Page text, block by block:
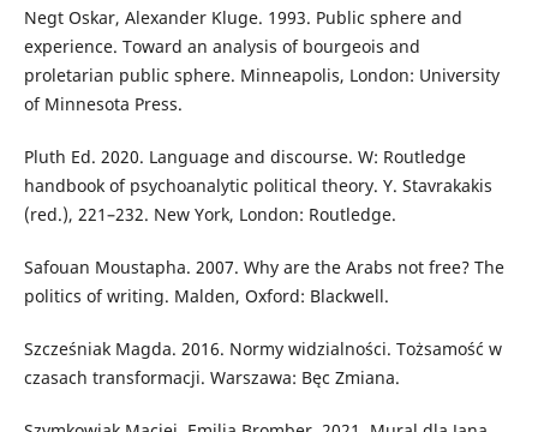
Negt Oskar, Alexander Kluge. 1993. Public sphere and
experience. Toward an analysis of bourgeois and
proletarian public sphere. Minneapolis, London: University
of Minnesota Press.
Pluth Ed. 2020. Language and discourse. W: Routledge
handbook of psychoanalytic political theory. Y. Stavrakakis
(red.), 221–232. New York, London: Routledge.
Safouan Moustapha. 2007. Why are the Arabs not free? The
politics of writing. Malden, Oxford: Blackwell.
Szcześniak Magda. 2016. Normy widzialności. Tożsamość w
czasach transformacji. Warszawa: Bęc Zmiana.